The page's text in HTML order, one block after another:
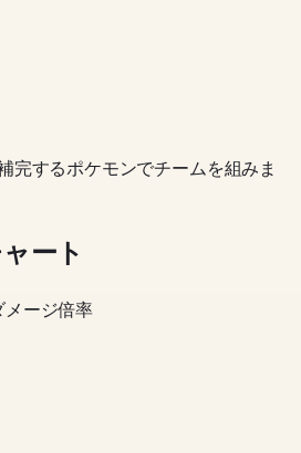
完するポケモンでチームを組みま
ート
メージ倍率